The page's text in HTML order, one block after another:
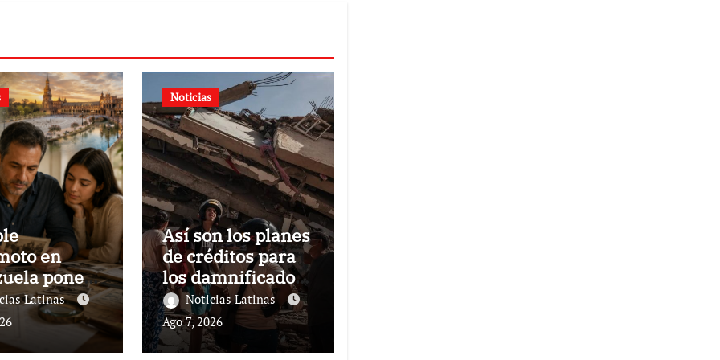
en
pone
las
para
Latinas
Noticias
Así son los planes
de créditos para
los damnificados
de los terremotos
Noticias Latinas
Ago 7, 2026